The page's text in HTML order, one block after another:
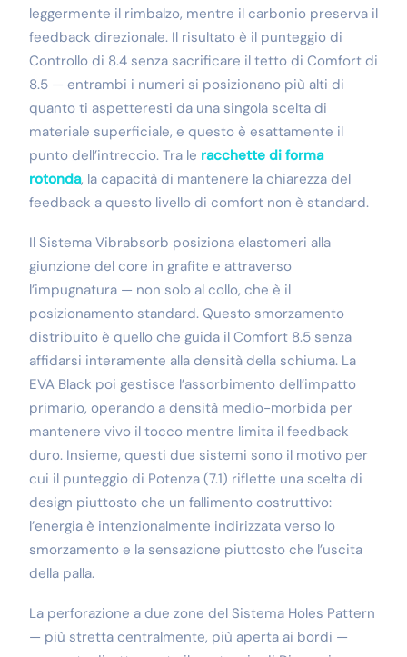
leggermente il rimbalzo, mentre il carbonio preserva il
feedback direzionale. Il risultato è il punteggio di
Controllo di 8.4 senza sacrificare il tetto di Comfort di
8.5 — entrambi i numeri si posizionano più alti di
quanto ti aspetteresti da una singola scelta di
materiale superficiale, e questo è esattamente il
punto dell’intreccio. Tra le racchette di forma
rotonda, la capacità di mantenere la chiarezza del
feedback a questo livello di comfort non è standard.
Il Sistema Vibrabsorb posiziona elastomeri alla
giunzione del core in grafite e attraverso
l’impugnatura — non solo al collo, che è il
posizionamento standard. Questo smorzamento
distribuito è quello che guida il Comfort 8.5 senza
affidarsi interamente alla densità della schiuma. La
EVA Black poi gestisce l’assorbimento dell’impatto
primario, operando a densità medio-morbida per
mantenere vivo il tocco mentre limita il feedback
duro. Insieme, questi due sistemi sono il motivo per
cui il punteggio di Potenza (7.1) riflette una scelta di
design piuttosto che un fallimento costruttivo:
l’energia è intenzionalmente indirizzata verso lo
smorzamento e la sensazione piuttosto che l’uscita
della palla.
La perforazione a due zone del Sistema Holes Pattern
— più stretta centralmente, più aperta ai bordi —